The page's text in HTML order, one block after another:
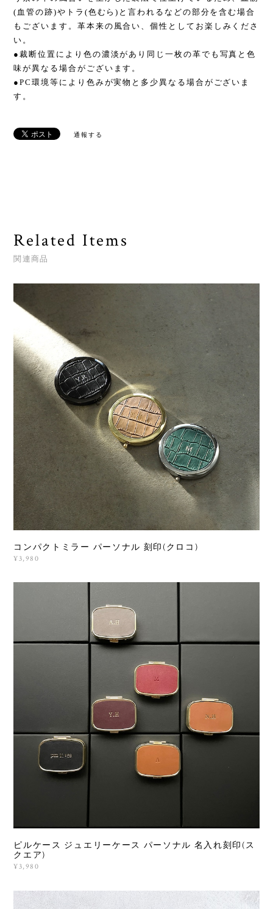
(血管の跡)やトラ(色むら)と言われるなどの部分を含む場合
もございます。革本来の風合い、個性としてお楽しみくださ
い。
●裁断位置により色の濃淡があり同じ一枚の革でも写真と色
味が異なる場合がございます。
●PC環境等により色みが実物と多少異なる場合がございま
す。
通報する
Related Items
関連商品
コンパクトミラー パーソナル 刻印(クロコ)
¥3,980
ピルケース ジュエリーケース パーソナル 名入れ刻印(ス
クエア)
¥3,980